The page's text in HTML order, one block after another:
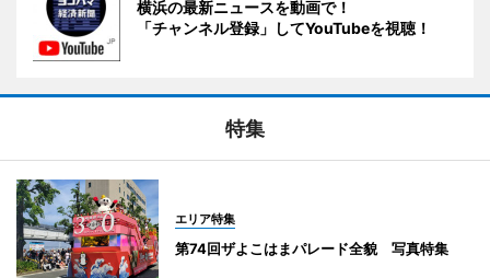
横浜の最新ニュースを動画で！
「チャンネル登録」してYouTubeを視聴！
特集
エリア特集
第74回ザよこはまパレード全貌 写真特集